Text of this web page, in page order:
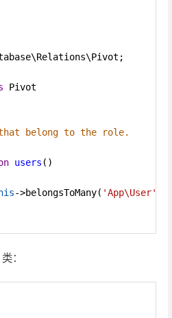
;
Pivot
belong to the role.
users ()
->belongsToMany( 'App\User'
类：